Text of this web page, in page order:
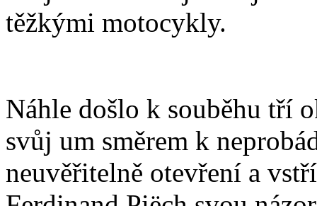
těžkými motocykly.
Náhle došlo k souběhu tří
svůj um směrem k
neuvěřitelně otevření a